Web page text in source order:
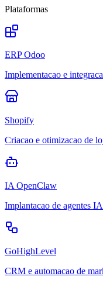
Plataformas
ERP Odoo
Implementacao e
Shopify
Criacao e otimizacao de
IA OpenClaw
Implantacao de agentes IA
GoHighLevel
CRM e automacao de